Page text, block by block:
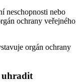
neschopnosti nebo
ochrany veřejného
orgán ochrany
uhradit